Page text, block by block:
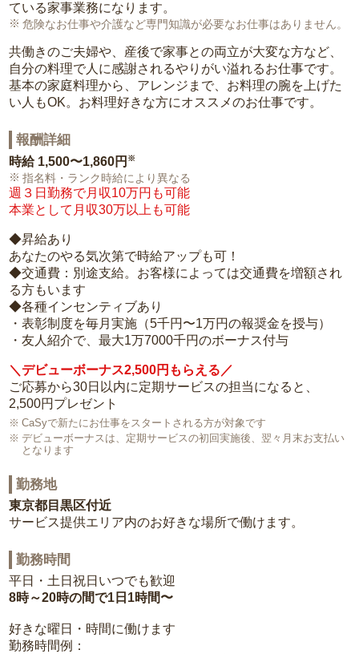
ている家事業務になります。
危険なお仕事や介護など専門知識が必要なお仕事はありません。
共働きのご夫婦や、産後で家事との両立が大変な方など、
自分の料理で人に感謝されるやりがい溢れるお仕事です。
基本の家庭料理から、アレンジまで、お料理の腕を上げた
い人もOK。お料理好きな方にオススメのお仕事です。
報酬詳細
時給 1,500〜1,860円 ※
指名料・ランク時給により異なる
週３日勤務で月収10万円も可能
本業として月収30万以上も可能
◆昇給あり
あなたのやる気次第で時給アップも可！
◆交通費：別途支給。お客様によっては交通費を増額され
る方もいます
◆各種インセンティブあり
・表彰制度を毎月実施（5千円〜1万円の報奨金を授与）
・友人紹介で、最大1万7000千円のボーナス付与
＼デビューボーナス2,500円もらえる／
ご応募から30日以内に定期サービスの担当になると、
2,500円プレゼント
CaSyで新たにお仕事をスタートされる方が対象です
デビューボーナスは、定期サービスの初回実施後、翌々月末お支払い
となります
勤務地
東京都目黒区付近
サービス提供エリア内のお好きな場所で働けます。
勤務時間
平日・土日祝日いつでも歓迎
8時～20時の間で1日1時間〜
好きな曜日・時間に働けます
勤務時間例：